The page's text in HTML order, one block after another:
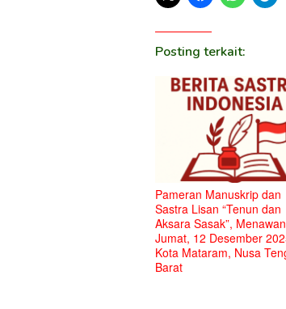
Posting terkait:
Pameran Manuskrip dan
Sastra Lisan “Tenun dan
Aksara Sasak”,
Jumat, 12 Desember
Kota Mataram, Nusa
Barat